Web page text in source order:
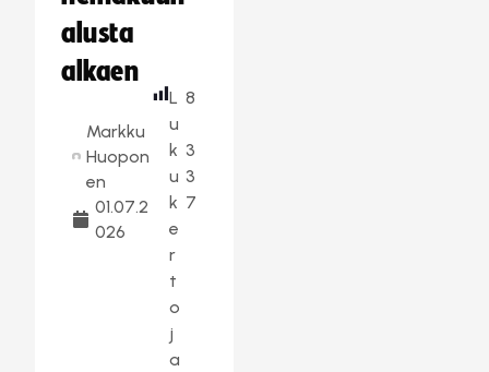
alusta
alkaen
Markku
Huopon
en
01.07.2
026
L
u
k
u
k
e
r
t
o
j
a
8
3
3
7